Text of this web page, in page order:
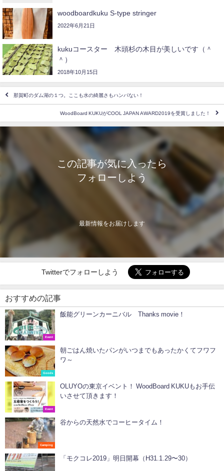
woodboardkuku S-type stringer
2022年6月21日
kukuコースター 木頭杉の木目が美しいです（＾
＾）
2018年10月15日
那賀町のダム湖の１つ。ここも水の綺麗さもハンパない！
WoodBoard KUKUがCOOL JAPAN AWARD2019を受賞しました！
この記事が気に入ったら
フォローしよう
最新情報をお届けします
Twitterでフォローしよう
おすすめの記事
Event
飯能グリーンカーニバル Thanks movie！
Goods
朝ごはん焼いたパンがいつまでもあったかくてフワフ
ワ～
Event
OLUYOの東京イベント！ WoodBoard KUKUもお手伝
いさせて頂きます！
Camping
谷からの天然水でコーヒータイム！
「モクコレ2019」明日開幕（H31.1.29〜30）